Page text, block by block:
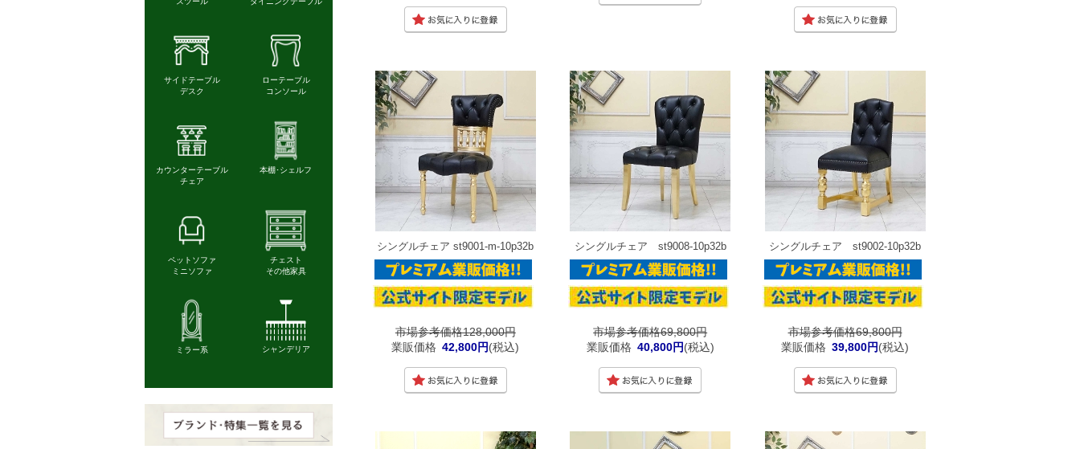
シングルチェア st9001-m-10p32b
市場参考価格128,000円
業販価格 42,800円(税込)
シングルチェア st9008-10p32b
市場参考価格69,800円
業販価格 40,800円(税込)
シングルチェア st9002-10p32b
市場参考価格69,800円
業販価格 39,800円(税込)